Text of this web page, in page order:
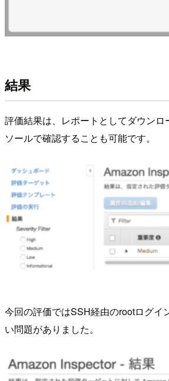
結果
評価結果は、レポートとしてダウンロ
ソールで確認することも可能です。
今回の評価ではSSH経由のrootログイ
い問題がありました。